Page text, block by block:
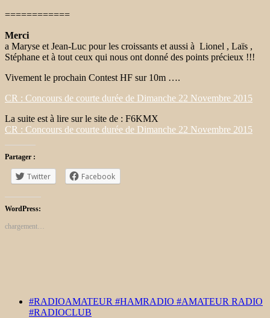
============
Merci
a Maryse et Jean-Luc pour les croissants et aussi à Lionel , Laïs ,
Stéphane et à tout ceux qui nous ont donné des points précieux !!!
Vivement le prochain Contest HF sur 10m ….
CR : Concours de courte durée de Dimanche 22 Novembre 2015
La suite est à lire sur le site de : F6KMX
CR : Concours de courte durée de Dimanche 22 Novembre 2015
Partager :
Twitter Facebook
WordPress:
chargement…
#RADIOAMATEUR #HAMRADIO #AMATEUR RADIO
#RADIOCLUB